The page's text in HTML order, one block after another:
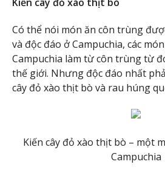
Có thể nói món ăn côn trùng
và độc đáo ở Campuchia, các
Campuchia làm từ côn trùng từ
thế giới. Nhưng độc đáo nhất
cây đỏ xào thịt bò và rau húng
Kiến cây đỏ xào thịt bò – một
Campuchia